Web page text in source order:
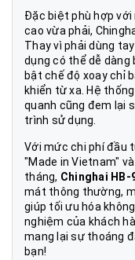
Đặc biệt phù hợp với
cao vừa phải,
Thay vì phải dùng
dụng có thể dễ
bật chế độ xoay chỉ
khiển từ xa. Hệ
quanh cũng đem lại
trình sử dụng.
Với mức chi phí đầu
"Made in Vietnam"
tháng, Chinghai HB-
mát thông thường,
giúp tối ưu hóa
nghiệm của khách
mang lại sự thoáng
bạn!